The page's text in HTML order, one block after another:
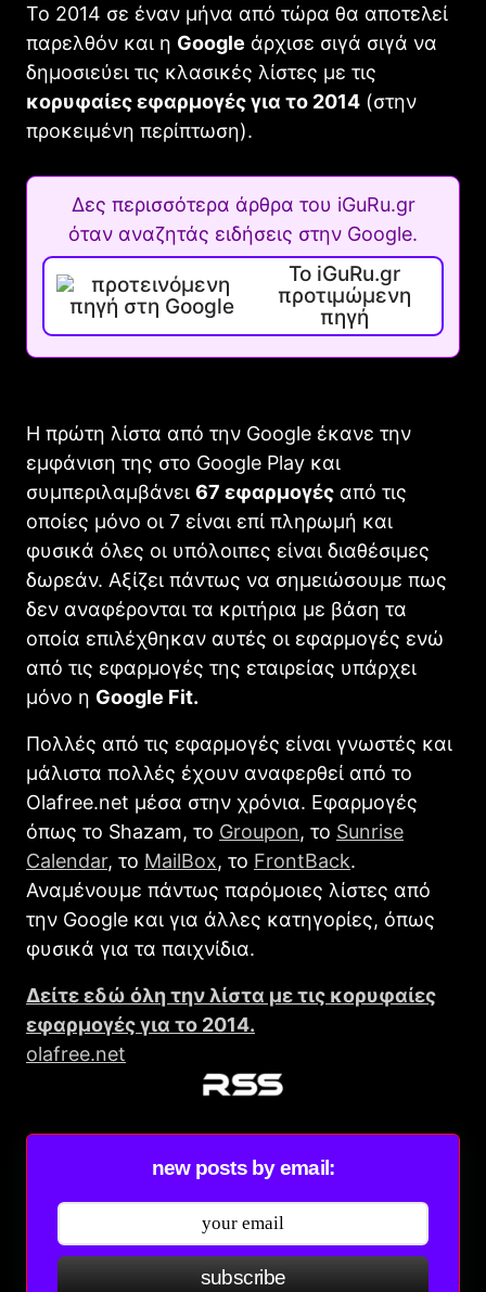
Το 2014 σε έναν μήνα από τώρα θα αποτελεί
παρελθόν και η Gοogle άρχισε σιγά σιγά να
δημοσιεύει τις κλασικές λίστες με τις
κορυφαίες εφαρμογές για το 2014 (στην
προκειμένη περίπτωση).
Δες περισσότερα άρθρα του iGuRu.gr
όταν αναζητάς ειδήσεις στην Google.
Το iGuRu.gr
προτιμώμενη
πηγή
Η πρώτη λίστα από την Gοogle έκανε την
εμφάνιση της στο Goοgle Play και
συμπεριλαμβάνει 67 εφαρμογές από τις
οποίες μόνο οι 7 είναι επί πληρωμή και
φυσικά όλες οι υπόλοιπες είναι διαθέσιμες
δωρεάν. Αξίζει πάντως να σημειώσουμε πως
δεν αναφέρονται τα κριτήρια με βάση τα
οποία επιλέχθηκαν αυτές οι εφαρμογές ενώ
από τις εφαρμογές της εταιρείας υπάρχει
μόνο η Gοogle Fit.
Πολλές από τις εφαρμογές είναι γνωστές και
μάλιστα πολλές έχουν αναφερθεί από το
Olafree.net μέσα στην χρόνια. Εφαρμογές
όπως το Shazam, το Groupon, τo Sunrise
Calendar, το MailBox, το FrontBack.
Αναμένουμε πάντως παρόμοιες λίστες από
την Gοogle και για άλλες κατηγορίες, όπως
φυσικά για τα παιχνίδια.
Δείτε εδώ όλη την λίστα με τις κορυφαίες
εφαρμογές για το 2014.
olafree.net
new posts by email:
subscribe